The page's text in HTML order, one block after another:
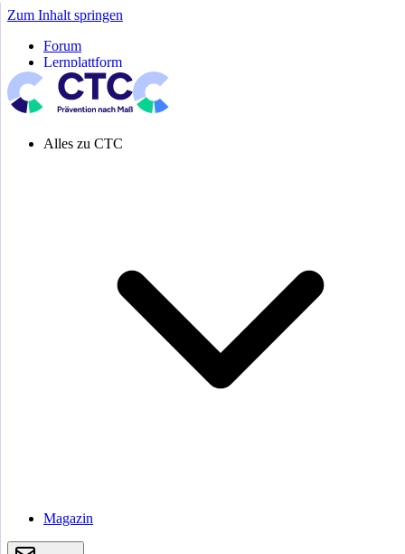
Zum Inhalt springen
Forum
Lernplattform
Pressespiegel
Newsletter
Systemeinstellung aktiv
Alles zu CTC
Magazin